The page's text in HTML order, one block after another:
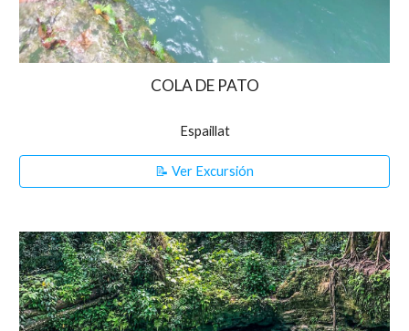
COLA DE PATO
Espaillat
📝 Ver Excursión